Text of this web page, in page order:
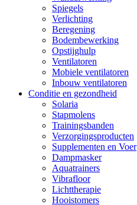
Spiegels
Verlichting
Beregening
Bodembewerking
Opstijghulp
Ventilatoren
Mobiele ventilatoren
Inbouw ventilatoren
Conditie en gezondheid
Solaria
Stapmolens
Trainingsbanden
Verzorgingsproducten
Supplementen en Voer
Dampmasker
Aquatrainers
Vibrafloor
Lichttherapie
Hooistomers